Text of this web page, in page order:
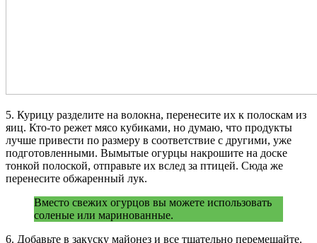
5. Курицу разделите на волокна, перенесите их к полоскам из
яиц. Кто-то режет мясо кубиками, но думаю, что продукты
лучше привести по размеру в соответствие с другими, уже
подготовленными. Вымытые огурцы накрошите на доске
тонкой полоской, отправьте их вслед за птицей. Сюда же
перенесите обжаренный лук.
Вместо свежих огурцов вы можете использовать
соленые или маринованные.
6. Добавьте в закуску майонез и все тщательно перемешайте.